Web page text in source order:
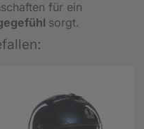
für ein
sorgt.